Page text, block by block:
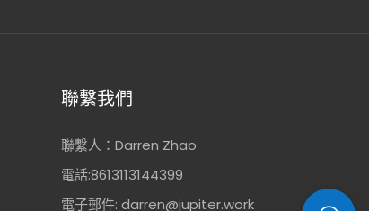
聯繫我們
聯繫人：Darren Zhao
電話:8613113144399
電子郵件: darren@jupiter.work